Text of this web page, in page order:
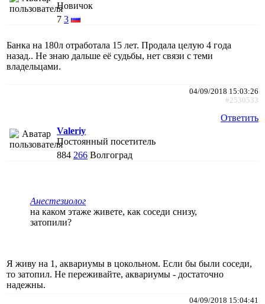
Новичок
7 3
Банка на 180л отработала 15 лет. Продала целую 4 года
назад.. Не знаю дальше её судьбы, нет связи с теми
владельцами.
04/09/2018 15:03:26
#2530533
Ответить
Valeriy
Постоянный посетитель
884 266 Волгоград
Анестезиолог
на каком этаже живете, как соседи снизу,
затопили?
Я живу на 1, аквариумы в цокольном. Если бы были соседи,
то затопил. Не переживайте, аквариумы - достаточно
надежны.
04/09/2018 15:04:41